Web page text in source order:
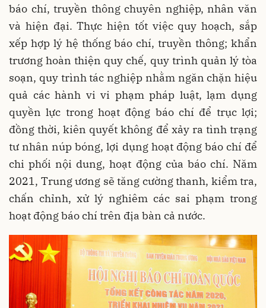
báo chí, truyền thông chuyên nghiệp, nhân văn
và hiện đại. Thực hiện tốt việc quy hoạch, sắp
xếp hợp lý hệ thống báo chí, truyền thông; khẩn
trương hoàn thiện quy chế, quy trình quản lý tòa
soạn, quy trình tác nghiệp nhằm ngăn chặn hiệu
quả các hành vi vi phạm pháp luật, lạm dụng
quyền lực trong hoạt động báo chí để trục lợi;
đồng thời, kiên quyết không để xảy ra tình trạng
tư nhân núp bóng, lợi dụng hoạt động báo chí để
chi phối nội dung, hoạt động của báo chí. Năm
2021, Trung ương sẽ tăng cường thanh, kiểm tra,
chấn chỉnh, xử lý nghiêm các sai phạm trong
hoạt động báo chí trên địa bàn cả nước.